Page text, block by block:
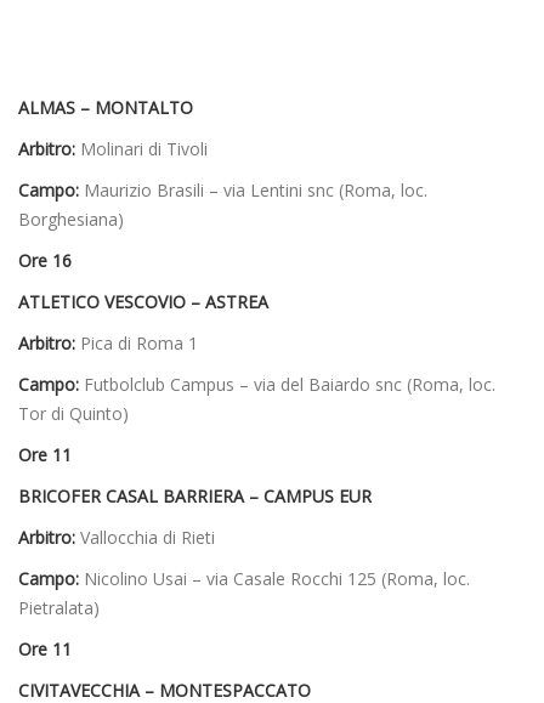
ALMAS – MONTALTO
Arbitro: Molinari di Tivoli
Campo: Maurizio Brasili – via Lentini snc (Roma, loc.
Borghesiana)
Ore 16
ATLETICO VESCOVIO – ASTREA
Arbitro: Pica di Roma 1
Campo: Futbolclub Campus – via del Baiardo snc (Roma, loc.
Tor di Quinto)
Ore 11
BRICOFER CASAL BARRIERA – CAMPUS EUR
Arbitro: Vallocchia di Rieti
Campo: Nicolino Usai – via Casale Rocchi 125 (Roma, loc.
Pietralata)
Ore 11
CIVITAVECCHIA – MONTESPACCATO